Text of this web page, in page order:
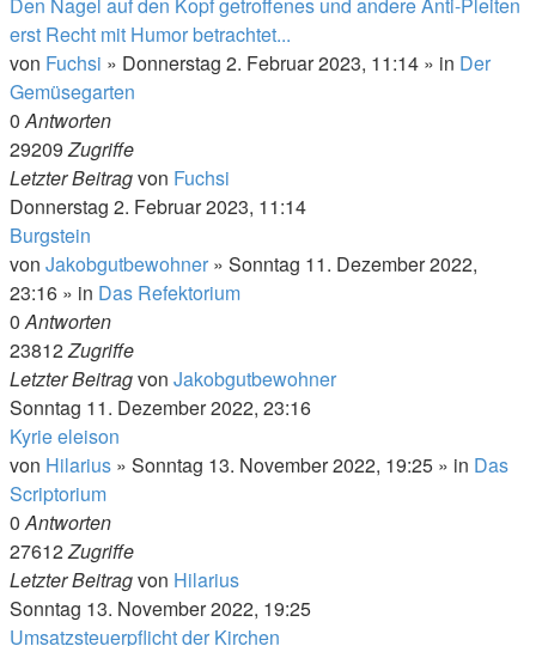
erst Recht mit Humor betrachtet...
von Fuchsi » Donnerstag 2. Februar 2023, 11:14 » in Der
Gemüsegarten
0Antworten
29209Zugriffe
Letzter Beitragvon Fuchsi
Donnerstag 2. Februar 2023, 11:14
Burgstein
von Jakobgutbewohner » Sonntag 11. Dezember 2022,
23:16 » in Das Refektorium
0Antworten
23812Zugriffe
Letzter Beitragvon Jakobgutbewohner
Sonntag 11. Dezember 2022, 23:16
Kyrie eleison
von Hilarius » Sonntag 13. November 2022, 19:25 » in Das
Scriptorium
0Antworten
27612Zugriffe
Letzter Beitragvon Hilarius
Sonntag 13. November 2022, 19:25
Umsatzsteuerpflicht der Kirchen